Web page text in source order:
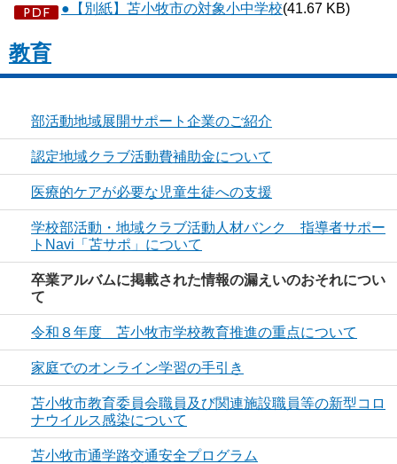
●【別紙】苫小牧市の対象小中学校(41.67 KB)
教育
部活動地域展開サポート企業のご紹介
認定地域クラブ活動費補助金について
医療的ケアが必要な児童生徒への支援
学校部活動・地域クラブ活動人材バンク 指導者サポー
トNavi「苫サポ」について
卒業アルバムに掲載された情報の漏えいのおそれについ
て
令和８年度 苫小牧市学校教育推進の重点について
家庭でのオンライン学習の手引き
苫小牧市教育委員会職員及び関連施設職員等の新型コロ
ナウイルス感染について
苫小牧市通学路交通安全プログラム